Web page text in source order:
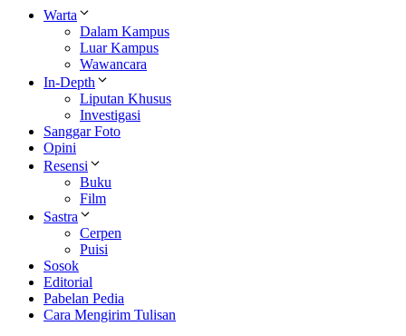
Warta
Dalam Kampus
Luar Kampus
Wawancara
In-Depth
Liputan Khusus
Investigasi
Sanggar Foto
Opini
Resensi
Buku
Film
Sastra
Cerpen
Puisi
Sosok
Editorial
Pabelan Pedia
Cara Mengirim Tulisan